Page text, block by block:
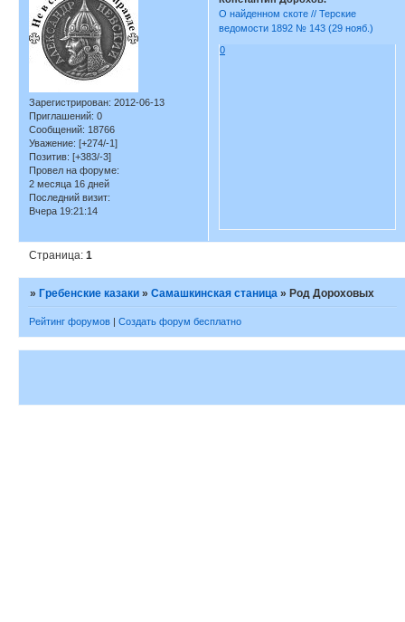
Зарегистрирован: 2012-06-13
Приглашений: 0
Сообщений: 18766
Уважение: [+274/-1]
Позитив: [+383/-3]
Провел на форуме:
2 месяца 16 дней
Последний визит:
Вчера 19:21:14
О найденном скоте // Терские
ведомости 1892 № 143 (29 нояб.)
0
Страница:1
»Гребенские казаки »Самашкинская станица »Род Дороховых
Рейтинг форумов | Создать форум бесплатно